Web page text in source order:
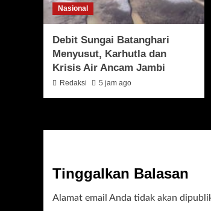
Nasional
Debit Sungai Batanghari
Menyusut, Karhutla dan
Krisis Air Ancam Jambi
Redaksi 5 jam ago
Tinggalkan Balasan
Alamat email Anda tidak akan